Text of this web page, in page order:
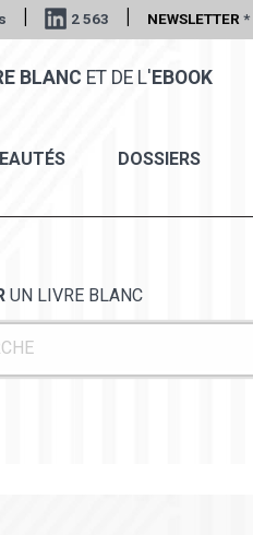
| 2 563 | NEWSLETTER *
BLANC ET DE L' EBOOK
DOSSIERS
UN LIVRE BLANC